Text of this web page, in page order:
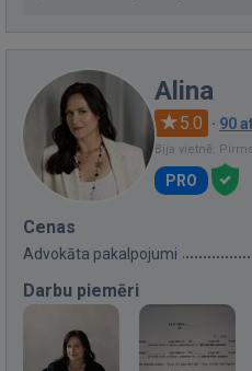
Alina
5.0 · 90
Bija vietnē:
PRO
Cenas
Advokāta pakalpojumi
Darbu piemēri